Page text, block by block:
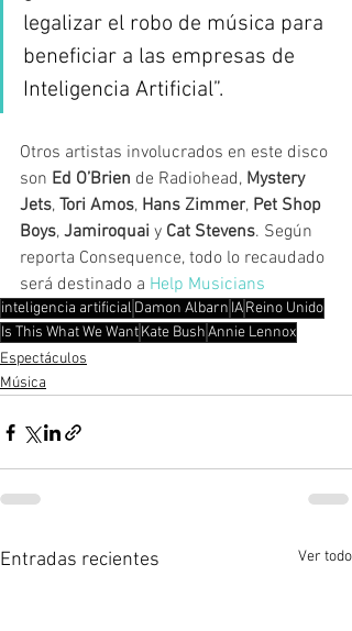
legalizar el robo de música para
beneficiar a las empresas de
Inteligencia Artificial”.
Otros artistas involucrados en este disco
son Ed O’Brien de Radiohead, Mystery
Jets, Tori Amos, Hans Zimmer, Pet Shop
Boys, Jamiroquai y Cat Stevens. Según
reporta Consequence, todo lo recaudado
será destinado a Help Musicians
inteligencia artificial Damon Albarn IAReino Unido
Is This What We WantKate BushAnnie Lennox
Espectáculos
Música
Entradas recientes Ver todo